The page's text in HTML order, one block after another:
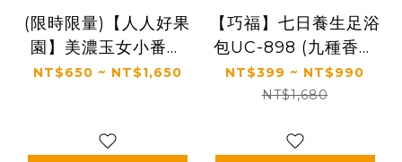
(限時限量)【人人好果
園】美濃玉女小番茄
口感佳 味道美 甜度好
NT$650 ~ NT$1,650
【巧福】七日養生足浴
包UC-898 (九種香草
精華 乾濕兩用)
NT$399 ~ NT$990
NT$1,680